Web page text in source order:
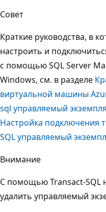
Совет
Краткие руководства, в
настроить и
с помощью SQL Server
Windows, см. в разделе
виртуальной машины
sql управляемый
Настройка подключения
SQL управляемый
Внимание
С помощью Transact-SQL
удалить управляемый